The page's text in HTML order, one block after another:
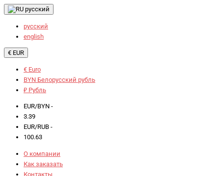
русский
русский
english
€ EUR
€ Euro
BYN Белорусский рубль
₽ Рубль
EUR/BYN -
3.39
EUR/RUB -
100.63
О компании
Как заказать
Контакты